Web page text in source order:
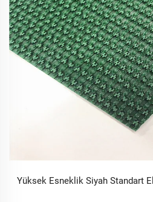
Yüksek Esneklik Siyah Standart